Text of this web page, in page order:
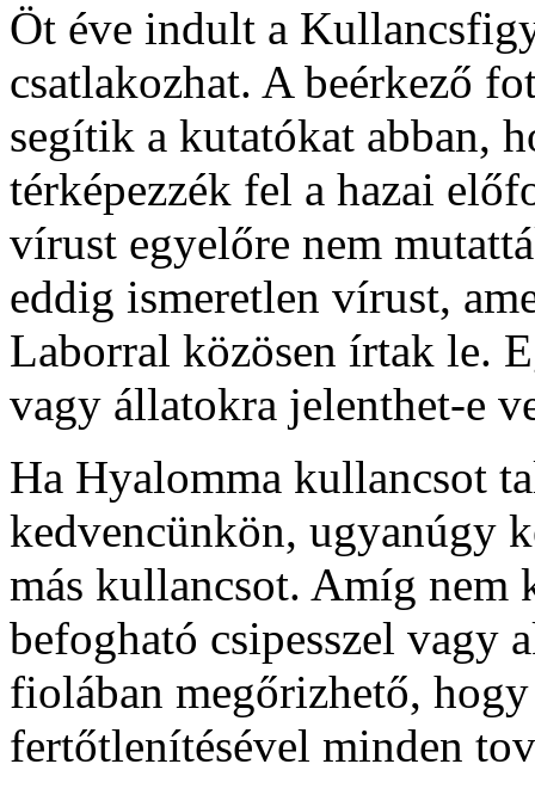
Öt éve indult a
csatlakozhat. A beérkező
segítik a kutatókat abban,
térképezzék fel a hazai
vírust egyelőre nem
eddig ismeretlen vírust,
Laborral közösen írtak le.
vagy állatokra jelenthet-e
Ha Hyalomma kullancsot
kedvencünkön, ugyanúgy
más kullancsot. Amíg nem
befogható csipesszel vagy
fiolában megőrizhető,
fertőtlenítésével minden